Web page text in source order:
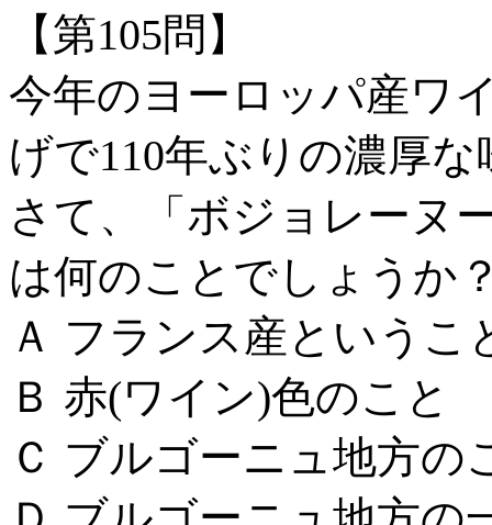
【第105問】
今年のヨーロッパ産ワ
げで110年ぶりの濃厚
さて、「ボジョレーヌ
は何のことでしょうか
Ａ フランス産というこ
Ｂ 赤(ワイン)色のこと
Ｃ ブルゴーニュ地方の